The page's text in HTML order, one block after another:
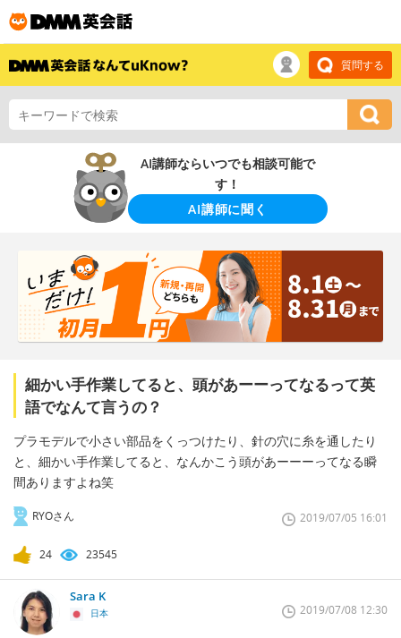
質問する
AI講師ならいつでも相談可能で
す！
AI講師に聞く
細かい手作業してると、頭があーーってなるって英
語でなんて言うの？
プラモデルで小さい部品をくっつけたり、針の穴に糸を通したり
と、細かい手作業してると、なんかこう頭があーーーってなる瞬
間ありますよね笑
RYOさん 2019/07/05 16:01
24 23545
Sara K
日本 2019/07/08 12:30